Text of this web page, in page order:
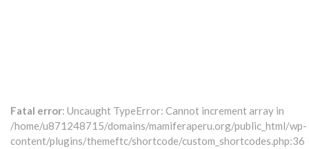
Fatal error: Uncaught TypeError: Cannot increment array in
/home/u871248715/domains/mamiferaperu.org/public_html/wp-
content/plugins/themeftc/shortcode/custom_shortcodes.php:36